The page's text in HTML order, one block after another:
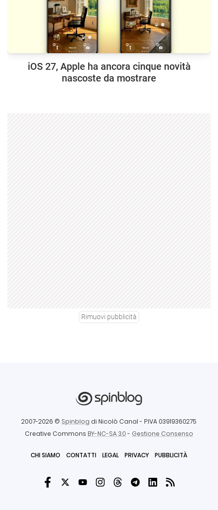
iOS 27, Apple ha ancora cinque novità
nascoste da mostrare
Rimuovi pubblicità
2007-2026 © Spinblog di Nicolò Canal - P.IVA 03919360275
Creative Commons BY-NC-SA 3.0- Gestione Consenso
CHI SIAMO CONTATTI LEGAL PRIVACY PUBBLICITÀ